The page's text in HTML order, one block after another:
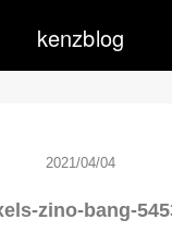
kenzblog
2021/04/04
zino-bang-